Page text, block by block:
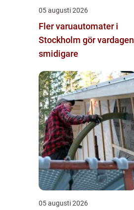
05 augusti 2026
Fler varuautomater i
Stockholm gör vardagen
smidigare
05 augusti 2026